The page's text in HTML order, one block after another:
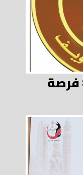
مديرية العمل توفر 895 فرصة